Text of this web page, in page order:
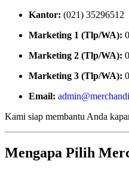
Kantor: (021) 35296512
Marketing 1 (Tlp/WA):
Marketing 2 (Tlp/WA):
Marketing 3 (Tlp/WA):
Email:
Kami siap membantu Anda
Mengapa Pilih